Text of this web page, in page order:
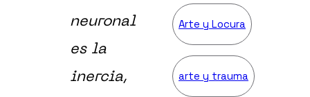
neuronal
es la
inercia,
Arte y Locura
arte y trauma